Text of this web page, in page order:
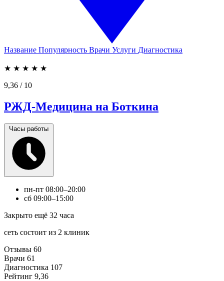
Название Популярность Врачи Услуги Диагностика
★ ★ ★ ★ ★
9,36 / 10
РЖД-Медицина на Боткина
Часы работы
пн-пт 08:00–20:00
сб 09:00–15:00
Закрыто ещё 32 часа
сеть состоит из 2 клиник
Отзывы 60
Врачи 61
Диагностика 107
Рейтинг 9,36